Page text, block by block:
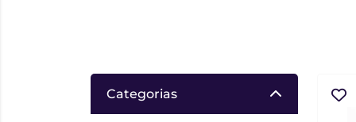
Categorias